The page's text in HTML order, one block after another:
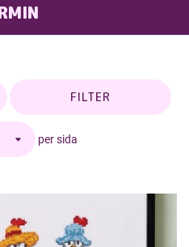
FILTER
per sida